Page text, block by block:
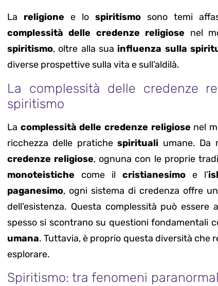
La religione e lospiritismo sono temi
complessità delle credenze religiose nel
spiritismo, oltre alla sua influenza sulla
diverse prospettive sulla vita e sull’aldilà.
La complessità delle credenze
spiritismo
La complessità delle credenze religiose nel
ricchezza delle pratichespirituali umane. Da
credenze religiose, ognuna con le proprie
monoteistiche come il cristianesimoe l’
paganesimo, ogni sistema di credenza offre
dell’esistenza. Questa complessità può
spesso si scontrano su questioni fondamentali
umana. Tuttavia, è proprio questa diversità che
esplorare.
Spiritismo: tra fenomeni